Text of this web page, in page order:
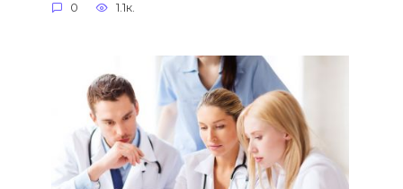
0 1.1к.